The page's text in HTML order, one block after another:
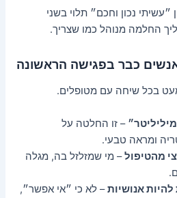
נכון וחכם״ תלוי בשני
החלמה מנוהל כמו שצריך.
בכל שיחה עם מטופלים.
– זו החלטה על
ומראה טבעי.
מהטיפול– מי שמזלזל בה, מגלה
להיות אנושיות– לא כי ״אי אפשר״,